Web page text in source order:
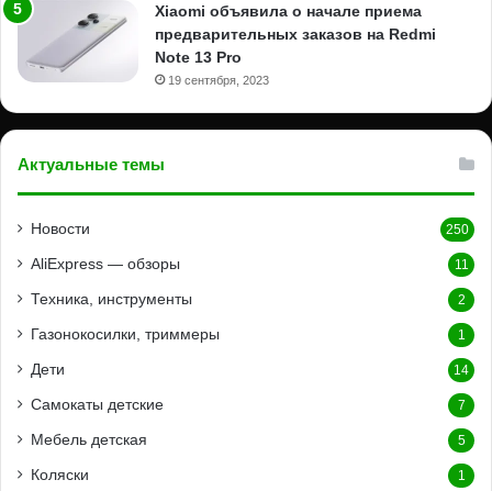
Xiaomi объявила о начале приема
предварительных заказов на Redmi
Note 13 Pro
19 сентября, 2023
Актуальные темы
Новости 250
AliExpress — обзоры 11
Техника, инструменты 2
Газонокосилки, триммеры 1
Дети 14
Самокаты детские 7
Мебель детская 5
Коляски 1